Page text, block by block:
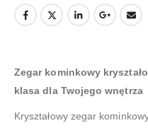
Zegar kominkowy
klasa dla Twojego wnętrza
Kryształowy zegar